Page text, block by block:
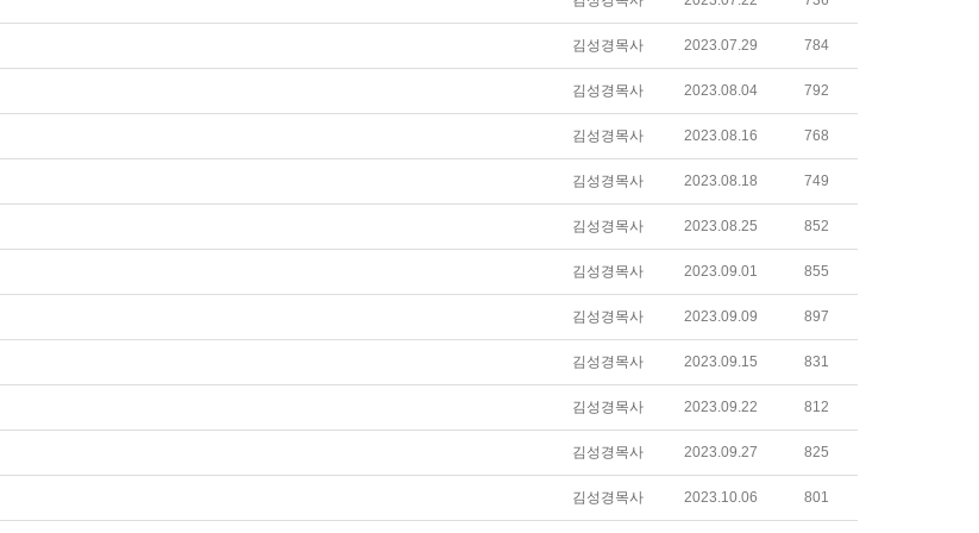
김성경목사 2023.07.29 784
김성경목사 2023.08.04 792
김성경목사 2023.08.16 768
김성경목사 2023.08.18 749
김성경목사 2023.08.25 852
김성경목사 2023.09.01 855
김성경목사 2023.09.09 897
김성경목사 2023.09.15 831
김성경목사 2023.09.22 812
김성경목사 2023.09.27 825
김성경목사 2023.10.06 801